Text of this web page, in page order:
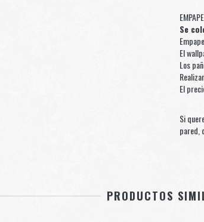
Se
El
Los
El
Si
pared,
PRODUCTOS